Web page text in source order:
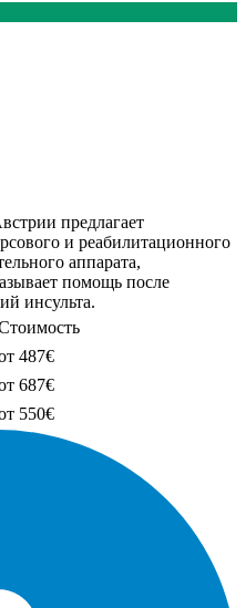
предлагает
и реабилитационного
аппарата,
помощь после
инсульта.
487€
687€
550€